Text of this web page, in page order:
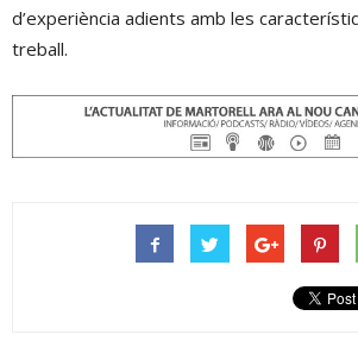
d’experiència adients amb les
treball.